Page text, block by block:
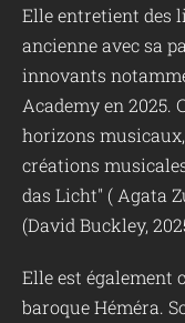
Elle entretient des
ancienne avec sa
innovants
Academy en 2025.
horizons
créations
das Licht" ( Agata
(David Buckley,
Elle est également
baroque Héméra.